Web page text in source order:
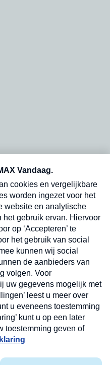
dinsdagochtend in
Verzend
op onze
in uw